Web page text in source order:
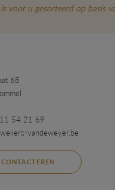
voor u gesorteerd op basis
68
54 21 69
vandeweyer.be
CONTACTEREN